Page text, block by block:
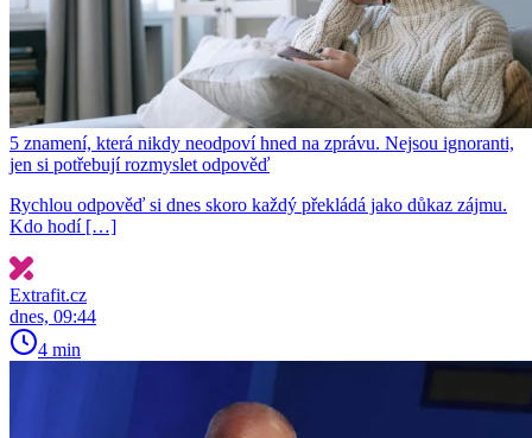
5 znamení, která nikdy neodpoví hned na zprávu. Nejsou ignoranti,
jen si potřebují rozmyslet odpověď
Rychlou odpověď si dnes skoro každý překládá jako důkaz zájmu.
Kdo hodí […]
Extrafit.cz
dnes, 09:44
4 min